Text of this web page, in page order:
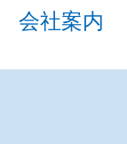
会社案内